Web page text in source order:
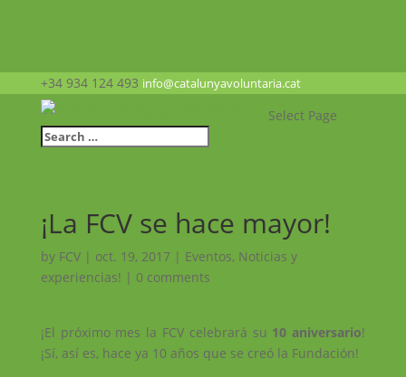
+34 934 124 493 info@catalunyavoluntaria.cat
Select Page
¡La FCV se hace mayor!
by FCV| oct. 19, 2017 | Eventos, Noticias y
experiencias! | 0 comments
¡El próximo mes la FCV celebrará su 10 aniversario!
¡Sí, así es, hace ya 10 años que se creó la Fundación!